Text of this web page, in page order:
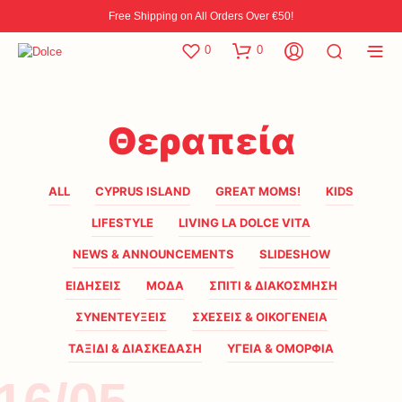
Free Shipping on All Orders Over €50!
0 0
Θεραπεία
ALL CYPRUS ISLAND GREAT MOMS! KIDS
LIFESTYLE LIVING LA DOLCE VITA
NEWS & ANNOUNCEMENTS SLIDESHOW
ΕΙΔΗΣΕΙΣ ΜΟΔΑ ΣΠΙΤΙ & ΔΙΑΚΟΣΜΗΣΗ
ΣΥΝΕΝΤΕΥΞΕΙΣ ΣΧΕΣΕΙΣ & ΟΙΚΟΓΕΝΕΙΑ
ΤΑΞΙΔΙ & ΔΙΑΣΚΕΔΑΣΗ ΥΓΕΙΑ & ΟΜΟΡΦΙΑ